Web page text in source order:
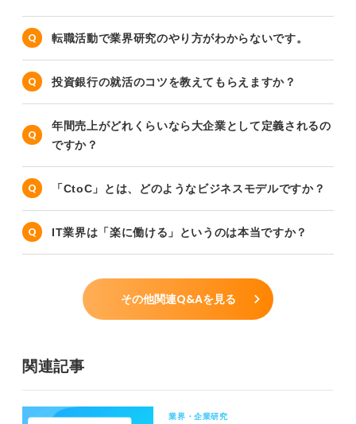
転職活動で業界研究のやり方がわからないです。
投資銀行の就活のコツを教えてもらえますか？
年間売上がどれくらいなら大企業として定義されるの
ですか？
「CtoC」とは、どのようなビジネスモデルですか？
IT業界は「楽に働ける」というのは本当ですか？
その他関連Q&Aを見る
関連記事
業界・企業研究